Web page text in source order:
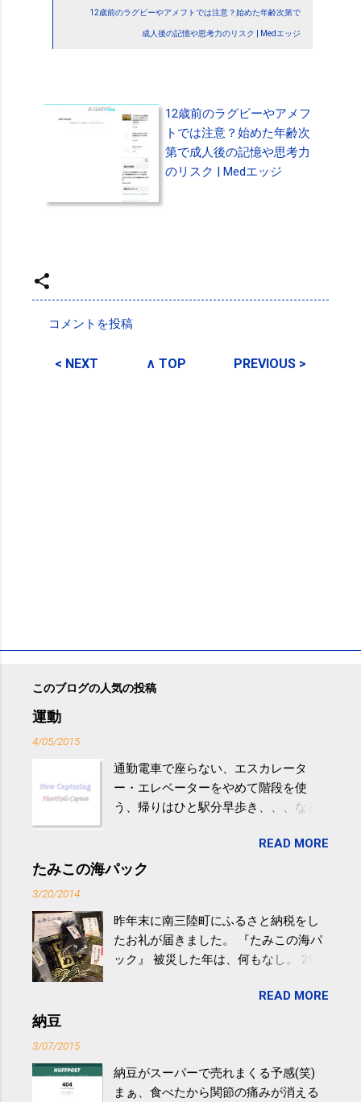
12歳前のラグビーやアメフトでは注意？始めた年齢次第で
成人後の記憶や思考力のリスク | Medエッジ
12歳前のラグビーやアメフ
トでは注意？始めた年齢次
第で成人後の記憶や思考力
のリスク | Medエッジ
メ
コメントを投稿
< NEXT ∧ TOP PREVIOUS >
このブログの人気の投稿
運動
4/05/2015
通勤電車で座らない、エスカレータ
ー・エレベーターをやめて階段を使
う、帰りはひと駅分早歩き、、、など
やすい。 スポーツウェア・シューズで
するものだけが運動ではない。 食べ
けると改善する、との結果を筑波大の
研究チームが発表した。改善が期待で
きるのは、過度の飲酒が原因ではない
減らなくても効果があるという。 正田
波大「減量しなくても効果」 - ニュー
ス - アピタル（医療・健康）
READ MORE
たみこの海パック
3/20/2014
昨年末に南三陸町にふるさと納税をし
たお礼が届きました。 『たみこの海パ
ック』 被災した年は、何もなし。 2年
が『たみこの海パック』。 ボランティ
全く考えていなかったので、貰えると
少しづつ復興してる感が伝わってきて
READ MORE
納豆
3/07/2015
納豆がスーパーで売れまくる予感(笑)
まぁ、食べたから関節の痛みが消える